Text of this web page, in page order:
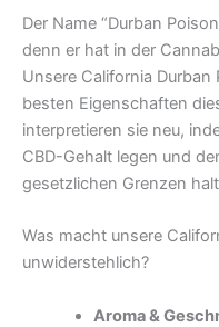
Der Name “Durban
denn er hat in der
Unsere California Durban
besten Eigenschaften
interpretieren sie neu,
CBD-Gehalt legen und
gesetzlichen Grenzen
Was macht unsere
unwiderstehlich?
Aroma &